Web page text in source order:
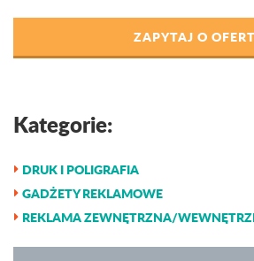
ZAPYTAJ O
Kategorie:
DRUK I POLIGRAFIA
GADŻETY REKLAMOWE
REKLAMA ZEWNĘTRZNA/